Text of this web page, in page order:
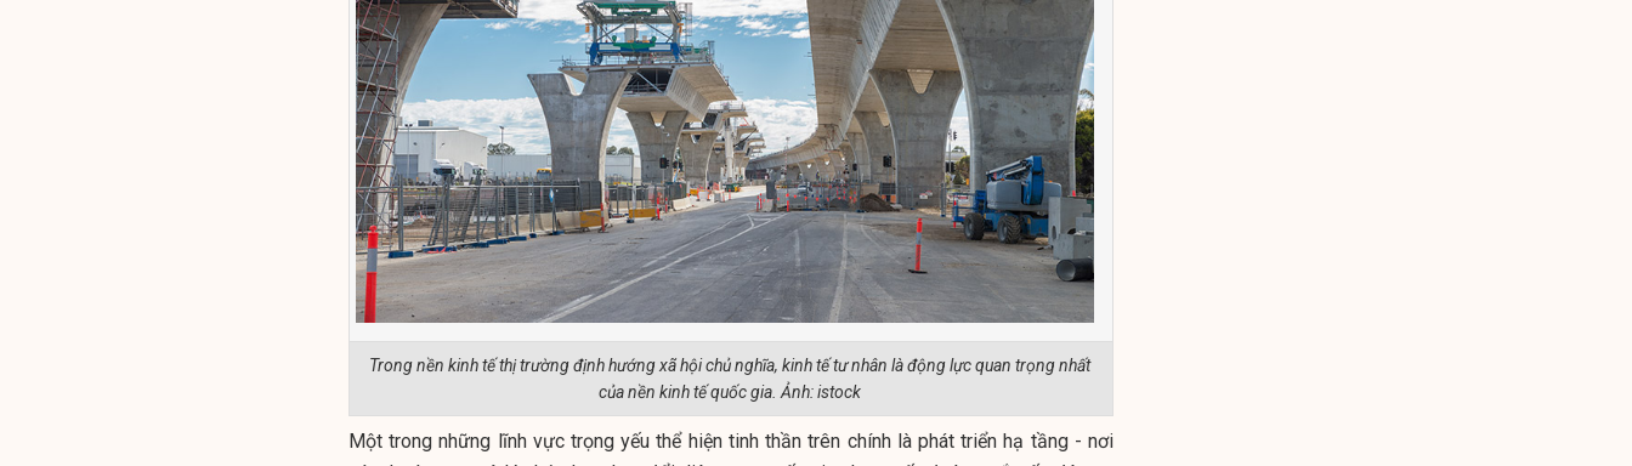
Trong nền kinh tế thị trường định hướng xã hội chủ nghĩa, kinh tế tư nhân là động lực quan trọng nhất
của nền kinh tế quốc gia. Ảnh: istock
Một trong những lĩnh vực trọng yếu thể hiện tinh thần trên chính là phát triển hạ tầng - nơi